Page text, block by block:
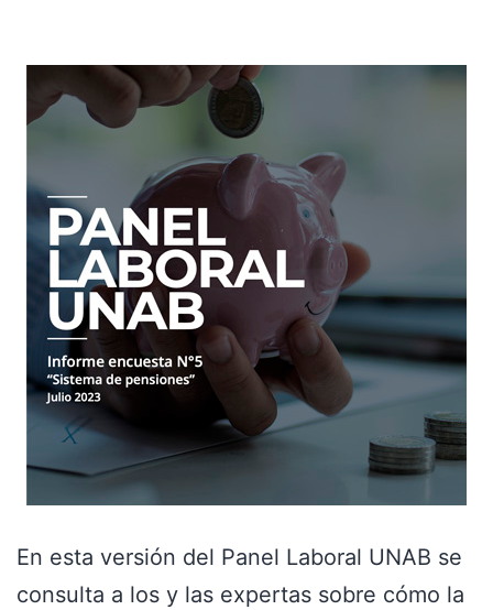
En esta versión del Panel Laboral UNAB se
consulta a los y las expertas sobre cómo la